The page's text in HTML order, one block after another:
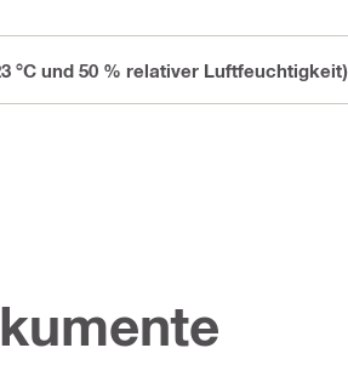
°C und 50 % relativer Luftfeuchtigkeit)